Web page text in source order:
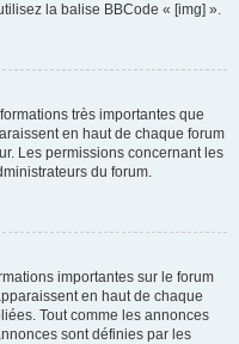
la balise BBCode « [img] ».
très importantes que
en haut de chaque forum
Les permissions concernant les
du forum.
importantes sur le forum
en haut de chaque
Tout comme les annonces
sont définies par les